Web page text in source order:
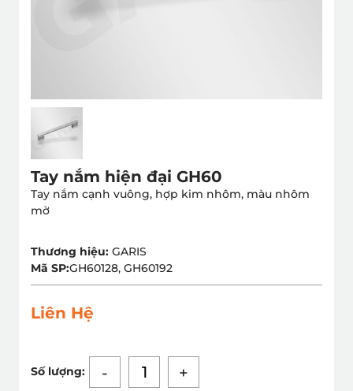
Tay nắm hiện đại GH60
Tay nắm cạnh vuông, hợp kim nhôm, màu nhôm
mờ
Thương hiệu: GARIS
Mã SP:GH60128, GH60192
Liên Hệ
Số lượng: - +